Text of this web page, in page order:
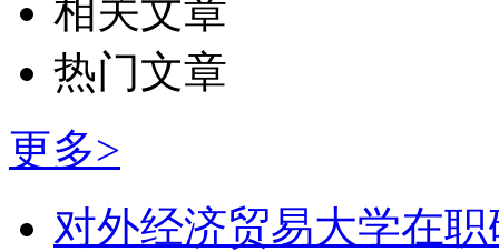
相关文章
热门文章
更多>
对外经济贸易大学在